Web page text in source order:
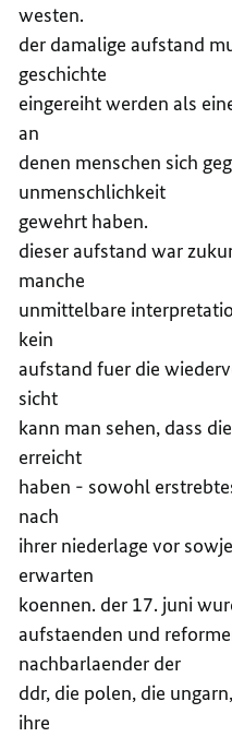
westen.
der damalige aufstand
geschichte
eingereiht werden als
an
denen menschen sich
unmenschlichkeit
gewehrt haben.
dieser aufstand war
manche
unmittelbare
kein
aufstand fuer die
sicht
kann man sehen, dass
erreicht
haben - sowohl
nach
ihrer niederlage vor
erwarten
koennen. der 17. juni
aufstaenden und
nachbarlaender der
ddr, die polen, die
ihre